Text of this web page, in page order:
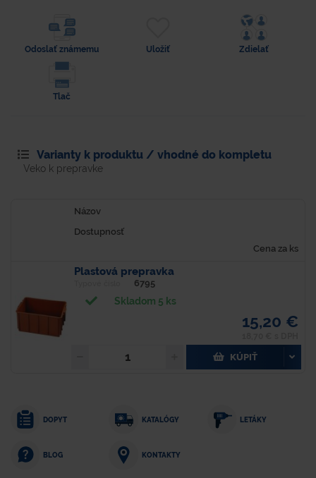
Odoslať známemu Uložiť Zdielať
Tlač
Varianty k produktu / vhodné do kompletu
Veko k prepravke
Názov
Dostupnosť
Cena za ks
Plastová prepravka
6795
Skladom 5 ks
15,20 €
KÚPIŤ
DOPYT KATALÓGY LETÁKY
BLOG KONTAKTY